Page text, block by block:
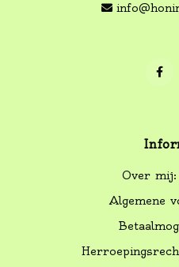
Over
Algemene